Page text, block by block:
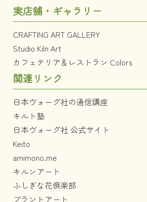
実店舗・ギャラリー
CRAFTING ART GALLERY
Studio Kiln Art
カフェテリア＆レストラン Colors
関連リンク
日本ヴォーグ社の通信講座
キルト塾
日本ヴォーグ社 公式サイト
Keito
amimono.me
キルンアート
ふしぎな花倶楽部
プラントアート